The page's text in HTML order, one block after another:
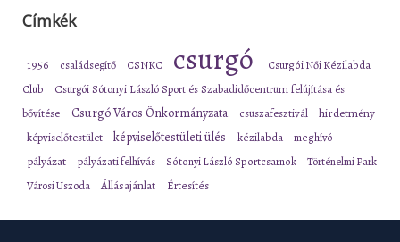
Címkék
1956 családsegítő CSNKC csurgó
Csurgói Női Kézilabda
Club
Csurgói Sótonyi László Sport és Szabadidőcentrum felújítása és
bővítése
Csurgó Város Önkormányzata csuszafesztivál hirdetmény
képviselőtestület képviselőtestületi ülés kézilabda meghívó
pályázat pályázati felhívás Sótonyi László Sportcsarnok
Történelmi Park
Városi Uszoda
Állásajánlat Értesítés